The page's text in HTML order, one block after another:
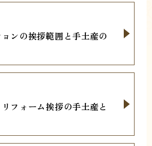
ンの挨拶範囲と手土産の
フォーム挨拶の手土産と